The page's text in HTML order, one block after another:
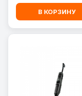
В КОРЗИНУ